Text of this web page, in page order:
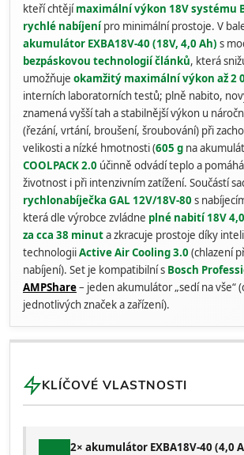
kteří chtějímaximální výkon 18V systému
rychlé nabíjenípro minimální prostoje. V
akumulátor EXBA18V-40 (18V, 4,0 Ah) s
bezpáskovou technologií článků, která
umožňuje okamžitý maximální výkon až 2
interních laboratorních testů; plně nabito,
znamená vyšší tah a stabilnější výkon u
(řezání, vrtání, broušení, šroubování) při
velikosti a nízké hmotnosti (605 g na
COOLPACK 2.0 účinně odvádí teplo a
životnost i při intenzivním zatížení. Součástí
rychlonabíječka GAL 12V/18V-80 s
která dle výrobce zvládne plné nabití 18V
za cca 38 minuta zkracuje prostoje díky
technologiiActive Air Cooling 3.0 (chlazení
nabíjení). Set je kompatibilní s Bosch
AMPShare– jeden akumulátor „sedí na vše“
jednotlivých značek a zařízení).
KLÍČOVÉ VLASTNOSTI
2× akumulátor EXBA18V-40 (4,0